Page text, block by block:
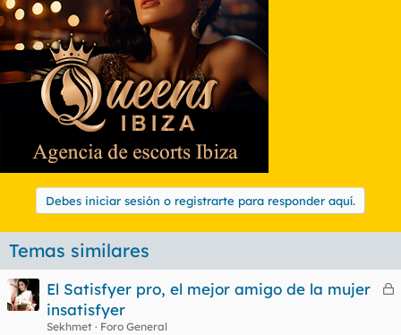
que poca clase que teneis
El ultimo con hielo es placer de dioses.
Debes iniciar sesión o registrarte para responder aquí.
Temas similares
C
El Satisfyer pro, el mejor amigo de la mujer
insatisfyer
Sekhmet
Foro General